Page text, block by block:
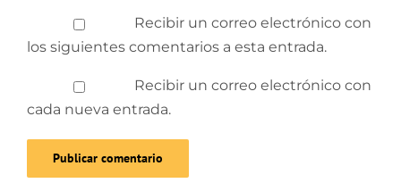
Recibir un correo electrónico con
los siguientes comentarios a esta entrada.
Recibir un correo electrónico con
cada nueva entrada.